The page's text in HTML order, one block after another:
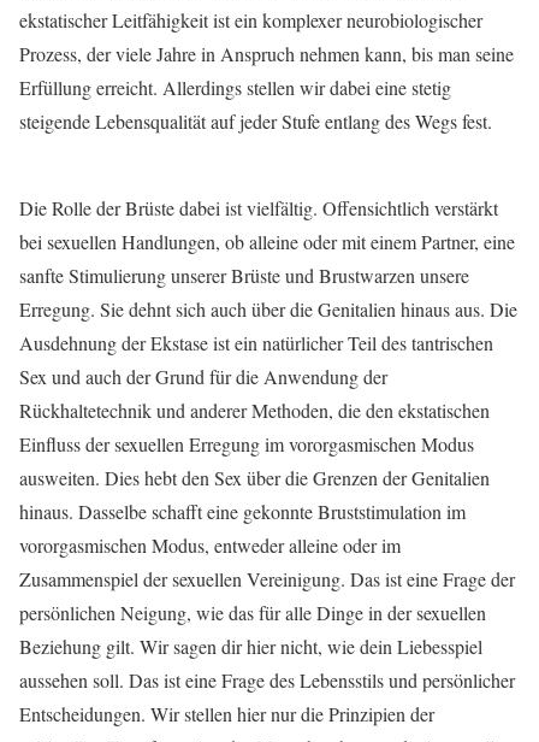
ekstatischer Leitfähigkeit ist ein komplexer neurobiologischer
Prozess, der viele Jahre in Anspruch nehmen kann, bis man seine
Erfüllung erreicht. Allerdings stellen wir dabei eine stetig
steigende Lebensqualität auf jeder Stufe entlang des Wegs fest.
Die Rolle der Brüste dabei ist vielfältig. Offensichtlich verstärkt
bei sexuellen Handlungen, ob alleine oder mit einem Partner, eine
sanfte Stimulierung unserer Brüste und Brustwarzen unsere
Erregung. Sie dehnt sich auch über die Genitalien hinaus aus. Die
Ausdehnung der Ekstase ist ein natürlicher Teil des tantrischen
Sex und auch der Grund für die Anwendung der
Rückhaltetechnik und anderer Methoden, die den ekstatischen
Einfluss der sexuellen Erregung im vororgasmischen Modus
ausweiten. Dies hebt den Sex über die Grenzen der Genitalien
hinaus. Dasselbe schafft eine gekonnte Bruststimulation im
vororgasmischen Modus, entweder alleine oder im
Zusammenspiel der sexuellen Vereinigung. Das ist eine Frage der
persönlichen Neigung, wie das für alle Dinge in der sexuellen
Beziehung gilt. Wir sagen dir hier nicht, wie dein Liebesspiel
aussehen soll. Das ist eine Frage des Lebensstils und persönlicher
Entscheidungen. Wir stellen hier nur die Prinzipien der